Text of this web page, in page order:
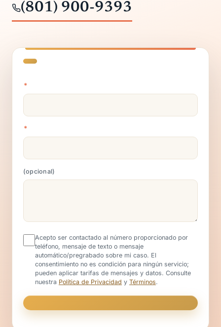
(801) 900-9393
*
*
opcional
Acepto ser contactado al número proporcionado por
teléfono, mensaje de texto o mensaje
automático/pregrabado sobre mi caso. El
consentimiento no es condición para ningún servicio;
pueden aplicar tarifas de mensajes y datos. Consulte
nuestra Política de Privacidad y Términos.